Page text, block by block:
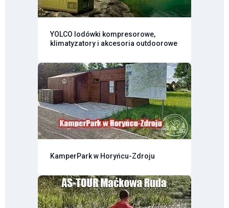
YOLCO lodówki kompresorowe,
klimatyzatory i akcesoria outdoorowe
KamperPark w Horyńcu-Zdroju